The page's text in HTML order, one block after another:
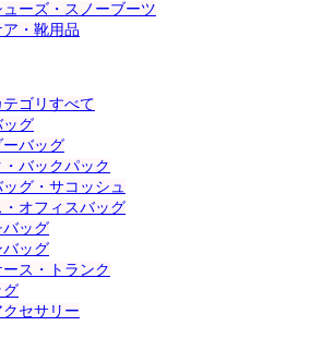
ューズ・スノーブーツ
・靴用品
ゴリすべて
ッグ
ーバッグ
・バックパック
グ・サコッシュ
・オフィスバッグ
バッグ
ッグ
ス・トランク
グ
セサリー